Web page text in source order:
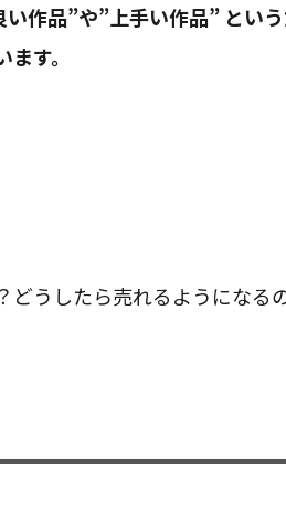
作品”や”上手い作品” とい
す。
どうしたら売れるようになる